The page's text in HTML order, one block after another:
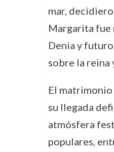
mar,
Margarita fue
Denia y
sobre la reina
El
su llegada
atmósfera
populares,